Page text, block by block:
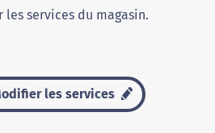
les services du magasin.
les services